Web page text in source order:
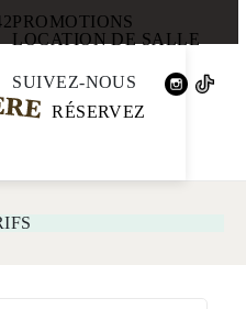
PROMOTIONS
LOCATION DE SALLE
SUIVEZ-NOUS
RÉSERVEZ